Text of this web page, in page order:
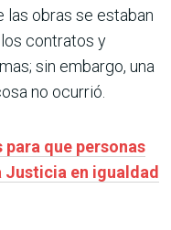
las obras se estaban
contratos y
sin embargo, una
no ocurrió.
que personas
en igualdad